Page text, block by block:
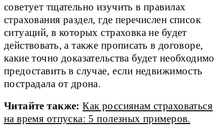
советует тщательно изучить в правилах
страхования раздел, где перечислен список
ситуаций, в которых страховка не будет
действовать, а также прописать в договоре,
какие точно доказательства будет необходимо
предоставить в случае, если недвижимость
пострадала от дрона.
Читайте также:Как россиянам страховаться
на время отпуска: 5 полезных примеров.